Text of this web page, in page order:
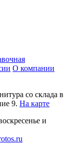
О компании
со склада в
9. На карте
и